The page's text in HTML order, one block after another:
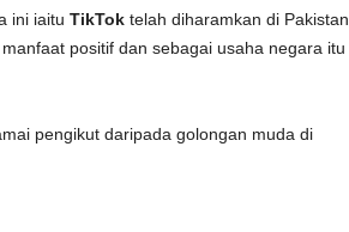
ini iaitu TikToktelah diharamkan di Pakistan
positif dan sebagai usaha negara itu
pengikut daripada golongan muda di